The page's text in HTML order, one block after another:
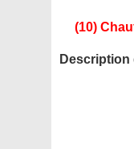
(10)
Description